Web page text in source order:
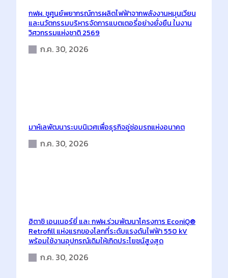
กฟผ. ชูศูนย์พยากรณ์การผลิตไฟฟ้าจากพลังงานหมุนเวียน
และนวัตกรรมบริหารจัดการแบตเตอรี่อย่างยั่งยืน ในงาน
วิศวกรรมแห่งชาติ 2569
ก.ค. 30, 2026
มาห์เลพัฒนาระบบนิเวศเพื่อธุรกิจอู่ซ่อมรถแห่งอนาคต
ก.ค. 30, 2026
ฮิตาชิ เอนเนอร์ยี่ และ กฟผ.ร่วมพัฒนาโครงการ EconiQ®
Retrofill แห่งแรกของโลกที่ระดับแรงดันไฟฟ้า 550 kV
พร้อมใช้งานอุปกรณ์เดิมให้เกิดประโยชน์สูงสุด
ก.ค. 30, 2026